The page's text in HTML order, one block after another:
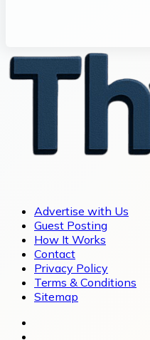
Advertise with Us
Guest Posting
How It Works
Contact
Privacy Policy
Terms & Conditions
Sitemap